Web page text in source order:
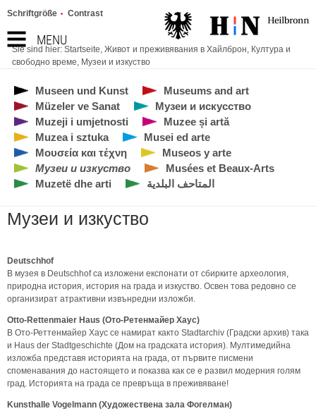
MENU
Schriftgröße Contrast
Sie sind hier: Startseite, Живот и преживявания в Хайлброн, Култура и
свободно време, Музеи и изкуство
Museen und Kunst
Museums and art
Müzeler ve Sanat
Музеи и искусство
Muzeji i umjetnosti
Muzee și artă
Muzea i sztuka
Musei ed arte
Μουσεία και τέχνη
Museos y arte
Музеи и изкуство
Musées et Beaux-Arts
Muzetë dhe arti
المتاحف البلدية
Музеи и изкуство
Deutschhof
В музея в Deutschhof са изложени експонати от сбирките археология,
природна история, история на града и изкуство. Освен това редовно се
организират атрактивни извънредни изложби.
Otto-Rettenmaier Haus (Ото-Ретенмайер Хаус)
В Ото-Реттенмайер Хаус се намират както Stadtarchiv (Градски архив) така
и Haus der Stadtgeschichte (Дом на градската история). Мултимедийна
изложба представя историята на града, от първите писмени
споменавания до настоящето и показва как се е развил модерния голям
град. Историята на града се превръща в преживяване!
Kunsthalle Vogelmann (Художествена зала Фогелман)